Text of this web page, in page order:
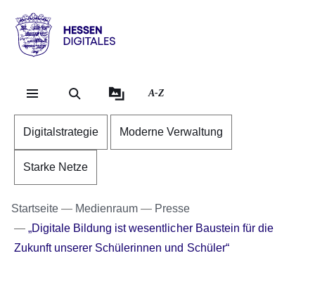
Hessen
Digitales
A-Z
Digitalstrategie Moderne Verwaltung
Starke Netze
Startseite Medienraum
Presse
„Digitale Bildung ist wesentlicher Baustein für die
Zukunft unserer Schülerinnen und Schüler“